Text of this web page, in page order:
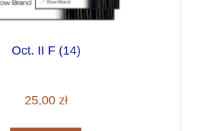
Oct. II F (14)
25,00 zł